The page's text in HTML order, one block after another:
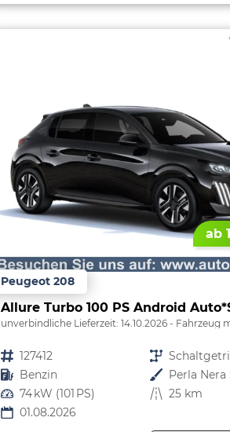
ab
Peugeot 208
unverbindliche Lieferzeit: 14.10.2026 Fahrzeug mit
Fahrzeugnr. 127412 Getriebe
Kraftstoff Benzin Außenfarbe
Leistung 74 kW (101 PS) Kilometerstand 25 km
01.08.2026